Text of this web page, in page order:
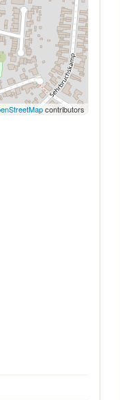
contributors